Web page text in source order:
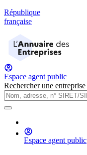
République
française
Espace agent public
Rechercher une entreprise
Espace agent public